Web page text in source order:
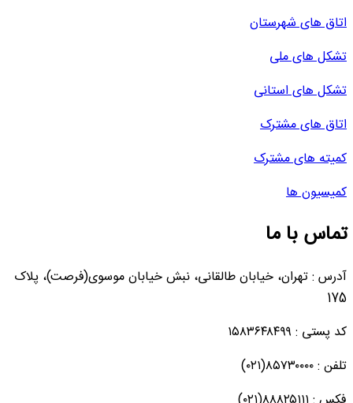
اتاق های شهرستان
تشکل های ملی
تشکل های استانی
اتاق های مشترک
کمیته های مشترک
کمیسیون ها
تماس با ما
آدرس : تهران، خیابان طالقانی، نبش خیابان موسوی(فرصت)، پلاک
175
کد پستی : ۱۵۸۳۶۴۸۴۹۹
تلفن : ۸۵۷۳۰۰۰۰(۰۲۱)